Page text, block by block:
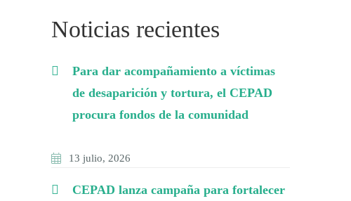
Noticias recientes
Para dar acompañamiento a víctimas
de desaparición y tortura, el CEPAD
procura fondos de la comunidad
13 julio, 2026
CEPAD lanza campaña para fortalecer